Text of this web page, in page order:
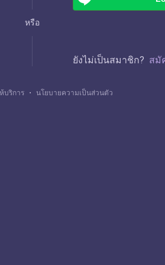
หรือ
ยังไม่เป็นสมาชิก? สมั
บริการ ・ นโยบายความเป็นส่วนตัว